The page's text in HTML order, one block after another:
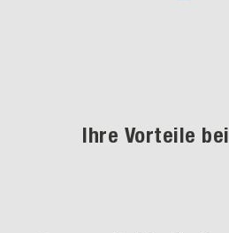
Ihre Vorteile bei